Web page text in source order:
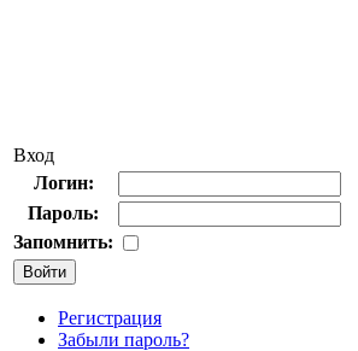
Вход
Логин:
Пароль:
Запомнить:
Регистрация
Забыли пароль?